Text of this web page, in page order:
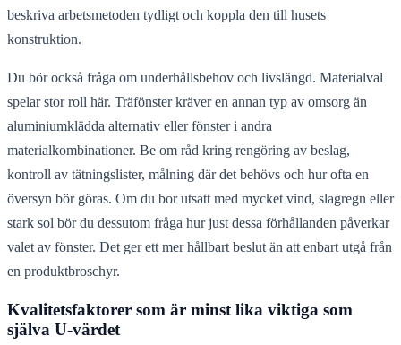
beskriva arbetsmetoden tydligt och koppla den till husets
konstruktion.
Du bör också fråga om underhållsbehov och livslängd. Materialval
spelar stor roll här. Träfönster kräver en annan typ av omsorg än
aluminiumklädda alternativ eller fönster i andra
materialkombinationer. Be om råd kring rengöring av beslag,
kontroll av tätningslister, målning där det behövs och hur ofta en
översyn bör göras. Om du bor utsatt med mycket vind, slagregn eller
stark sol bör du dessutom fråga hur just dessa förhållanden påverkar
valet av fönster. Det ger ett mer hållbart beslut än att enbart utgå från
en produktbroschyr.
Kvalitetsfaktorer som är minst lika viktiga som
själva U-värdet